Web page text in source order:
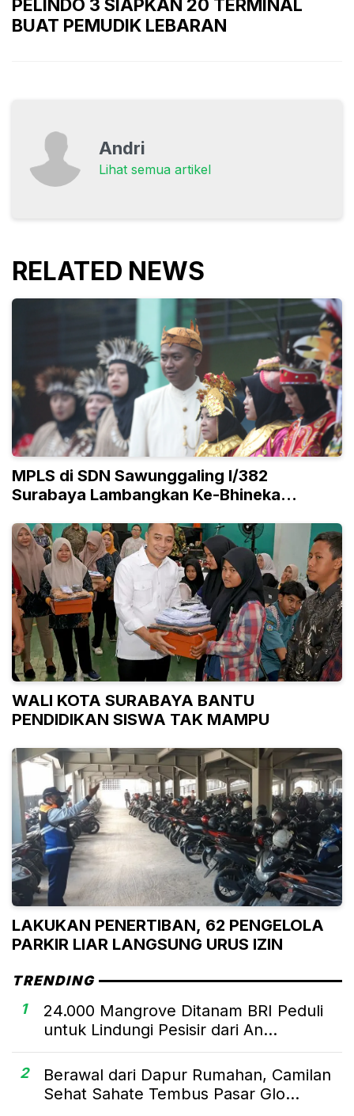
PELINDO 3 SIAPKAN 20 TERMINAL
BUAT PEMUDIK LEBARAN
Andri
Lihat semua artikel
RELATED NEWS
MPLS di SDN Sawunggaling I/382
Surabaya Lambangkan Ke-Bhineka
WALI KOTA SURABAYA BANTU
PENDIDIKAN SISWA TAK MAMPU
LAKUKAN PENERTIBAN, 62 PENGELOLA
PARKIR LIAR LANGSUNG URUS IZIN
TRENDING
1
24.000 Mangrove Ditanam BRI Peduli
untuk Lindungi Pesisir dari An...
2
Berawal dari Dapur Rumahan, Camilan
Sehat Sahate Tembus Pasar Glo...